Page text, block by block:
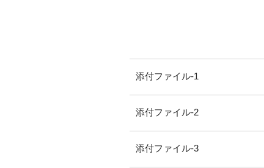
添付ファイル-1
添付ファイル-2
添付ファイル-3